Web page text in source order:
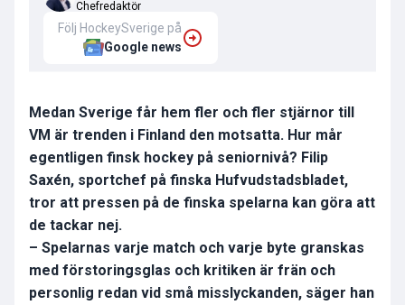
Chefredaktör
Följ HockeySverige på
Google news
Medan Sverige får hem fler och fler stjärnor till
VM är trenden i Finland den motsatta. Hur mår
egentligen finsk hockey på seniornivå? Filip
Saxén, sportchef på finska Hufvudstadsbladet,
tror att pressen på de finska spelarna kan göra att
de tackar nej.
– Spelarnas varje match och varje byte granskas
med förstoringsglas och kritiken är frän och
personlig redan vid små misslyckanden, säger han